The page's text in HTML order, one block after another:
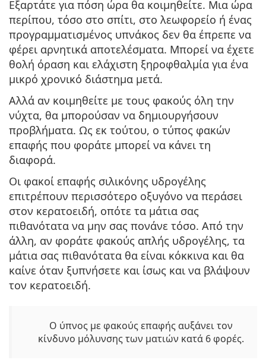
Εξαρτάτε για πόση ώρα θα κοιμηθείτε. Μια ώρα
περίπου, τόσο στο σπίτι, στο λεωφορείο ή ένας
προγραμματισμένος υπνάκος δεν θα έπρεπε να
φέρει αρνητικά αποτελέσματα. Μπορεί να έχετε
θολή όραση και ελάχιστη ξηροφθαλμία για ένα
μικρό χρονικό διάστημα μετά.
Αλλά αν κοιμηθείτε με τους φακούς όλη την
νύχτα, θα μπορούσαν να δημιουργήσουν
προβλήματα. Ως εκ τούτου, ο τύπος φακών
επαφής που φοράτε μπορεί να κάνει τη
διαφορά.
Οι φακοί επαφής σιλικόνης υδρογέλης
επιτρέπουν περισσότερο οξυγόνο να περάσει
στον κερατοειδή, οπότε τα μάτια σας
πιθανότατα να μην σας πονάνε τόσο. Από την
άλλη, αν φοράτε φακούς απλής υδρογέλης, τα
μάτια σας πιθανότατα θα είναι κόκκινα και θα
καίνε όταν ξυπνήσετε και ίσως και να βλάψουν
τον κερατοειδή.
Ο ύπνος με φακούς επαφής αυξάνει τον
κίνδυνο μόλυνσης των ματιών κατά 6 φορές.